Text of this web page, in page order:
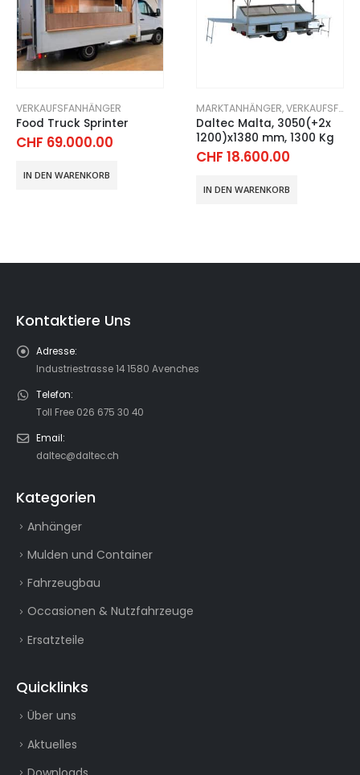
VERKAUFSFANHÄNGER
Food Truck Sprinter
CHF69.000.00
IN DEN WARENKORB
MARKTANHÄNGER,VERKAUFSFANHÄNGER
Daltec Malta, 3050(+2x
1200)x1380 mm, 1300 Kg
CHF18.600.00
IN DEN WARENKORB
Kontaktiere Uns
Adresse:
Industriestrasse 14 1580 Avenches
Telefon:
Toll Free 026 675 30 40
Email:
daltec@daltec.ch
Kategorien
Anhänger
Mulden und Container
Fahrzeugbau
Occasionen & Nutzfahrzeuge
Ersatzteile
Quicklinks
Über uns
Aktuelles